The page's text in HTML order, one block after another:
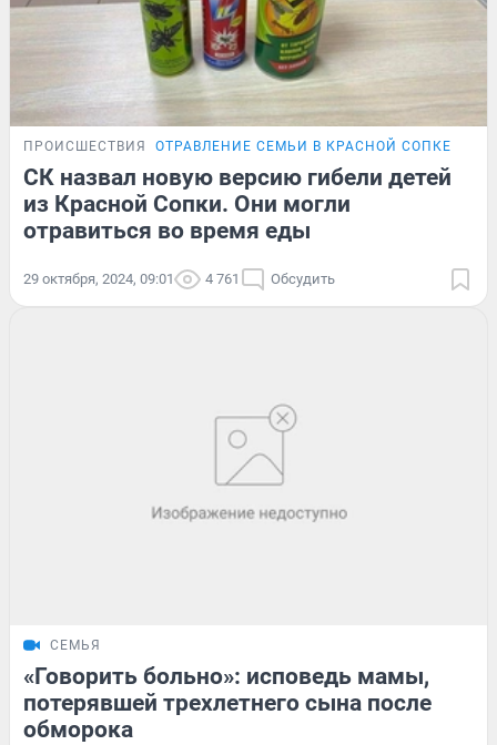
ПРОИСШЕСТВИЯ ОТРАВЛЕНИЕ СЕМЬИ В КРАСНОЙ СОПКЕ
СК назвал новую версию гибели детей
из Красной Сопки. Они могли
отравиться во время еды
29 октября, 2024, 09:01 4 761 Обсудить
СЕМЬЯ
«Говорить больно»: исповедь мамы,
потерявшей трехлетнего сына после
обморока